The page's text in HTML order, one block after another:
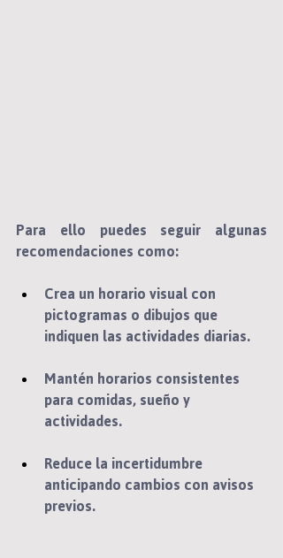
Para ello puedes seguir algunas
recomendaciones como:
Crea un horario visual con
pictogramas o dibujos que
indiquen las actividades diarias.
Mantén horarios consistentes
para comidas, sueño y
actividades.
Reduce la incertidumbre
anticipando cambios con avisos
previos.